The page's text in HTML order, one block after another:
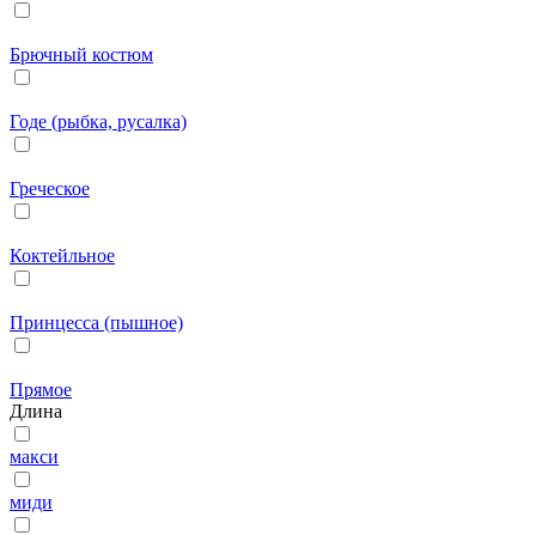
Брючный костюм
Годе (рыбка, русалка)
Греческое
Коктейльное
Принцесса (пышное)
Прямое
Длина
макси
миди